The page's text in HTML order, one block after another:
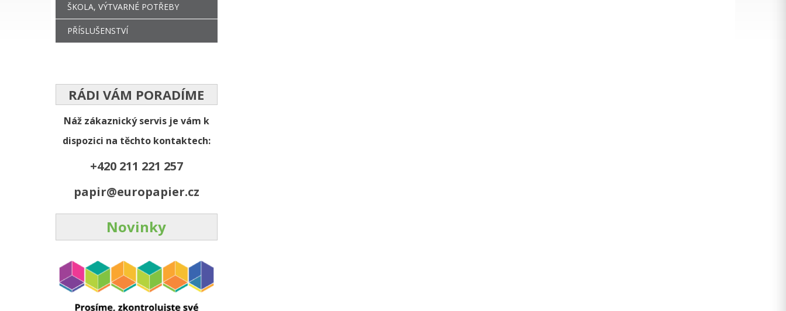
ŠKOLA, VÝTVARNÉ POTŘEBY
PŘÍSLUŠENSTVÍ
RÁDI VÁM PORADÍME
Náž zákaznický servis je vám k
dispozici na těchto kontaktech:
+420 211 221 257
papir@europapier.cz
Novinky